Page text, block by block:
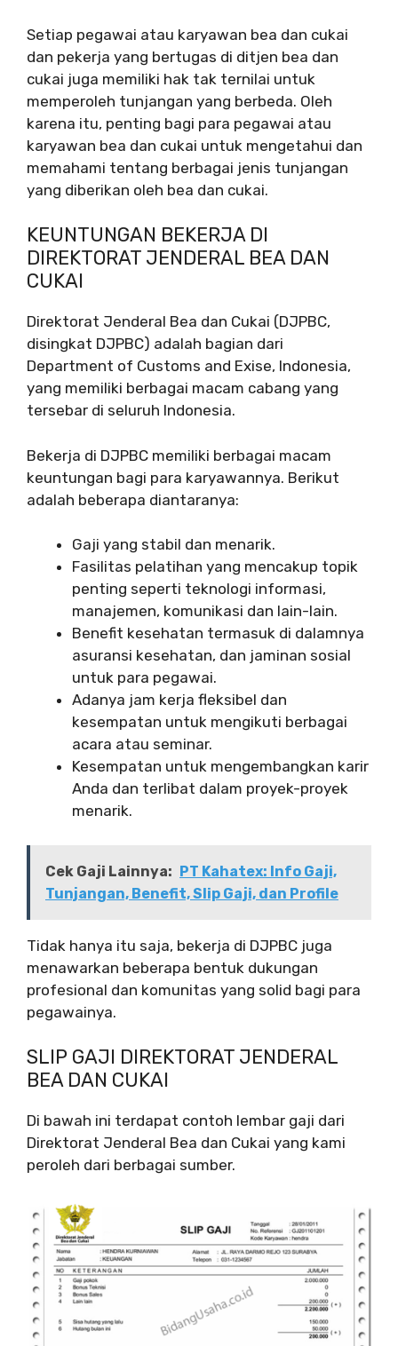
Setiap pegawai atau karyawan bea dan cukai
dan pekerja yang bertugas di ditjen bea dan
cukai juga memiliki hak tak ternilai untuk
memperoleh tunjangan yang berbeda. Oleh
karena itu, penting bagi para pegawai atau
karyawan bea dan cukai untuk mengetahui dan
memahami tentang berbagai jenis tunjangan
yang diberikan oleh bea dan cukai.
KEUNTUNGAN BEKERJA DI
DIREKTORAT JENDERAL BEA DAN
CUKAI
Direktorat Jenderal Bea dan Cukai (DJPBC,
disingkat DJPBC) adalah bagian dari
Department of Customs and Exise, Indonesia,
yang memiliki berbagai macam cabang yang
tersebar di seluruh Indonesia.
Bekerja di DJPBC memiliki berbagai macam
keuntungan bagi para karyawannya. Berikut
adalah beberapa diantaranya:
Gaji yang stabil dan menarik.
Fasilitas pelatihan yang mencakup topik
penting seperti teknologi informasi,
manajemen, komunikasi dan lain-lain.
Benefit kesehatan termasuk di dalamnya
asuransi kesehatan, dan jaminan sosial
untuk para pegawai.
Adanya jam kerja fleksibel dan
kesempatan untuk mengikuti berbagai
acara atau seminar.
Kesempatan untuk mengembangkan karir
Anda dan terlibat dalam proyek-proyek
menarik.
Cek Gaji Lainnya: PT Kahatex: Info Gaji,
Tunjangan, Benefit, Slip Gaji, dan Profile
Tidak hanya itu saja, bekerja di DJPBC juga
menawarkan beberapa bentuk dukungan
profesional dan komunitas yang solid bagi para
pegawainya.
SLIP GAJI DIREKTORAT JENDERAL
BEA DAN CUKAI
Di bawah ini terdapat contoh lembar gaji dari
Direktorat Jenderal Bea dan Cukai yang kami
peroleh dari berbagai sumber.